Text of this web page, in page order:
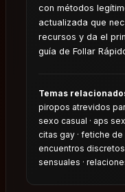
con métodos
actualizada que
recursos y da el
guía de Follar
Temas
piropos atrevidos
sexo casual · aps
citas gay · fetiche de
encuentros discretos
sensuales ·